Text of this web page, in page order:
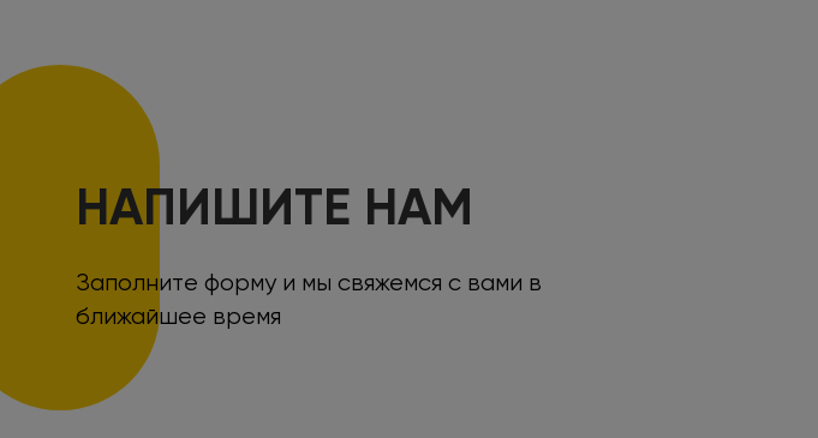
НАПИШИТЕ НАМ
Заполните форму и мы свяжемся с вами в
ближайшее время